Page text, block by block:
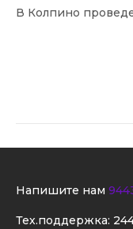
В Колпино
Напишите нам
Тех.поддержка: